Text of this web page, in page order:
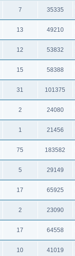
7 35335
13 49210
12 53832
15 58388
31 101375
2 24080
1 21456
75 183582
5 29149
17 65925
2 23090
17 64558
10 41019